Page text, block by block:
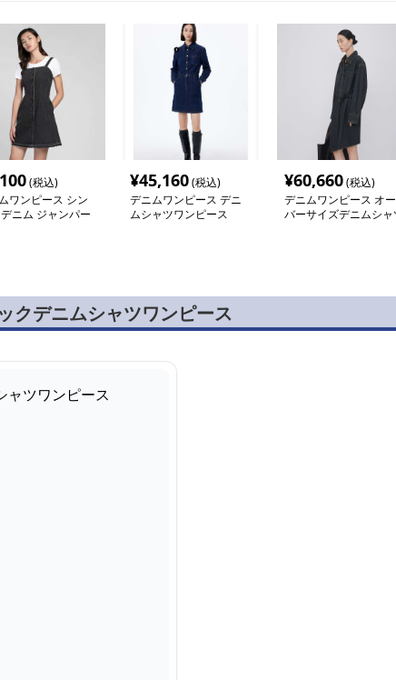
(税込)
ワンピース シン
ニム ジャンパー
¥45,160(税込)
デニムワンピース デニ
ムシャツワンピース
¥60,660(税込)
デニムワンピース オー
バーサイズデニムシャ
クデニムシャツワンピース